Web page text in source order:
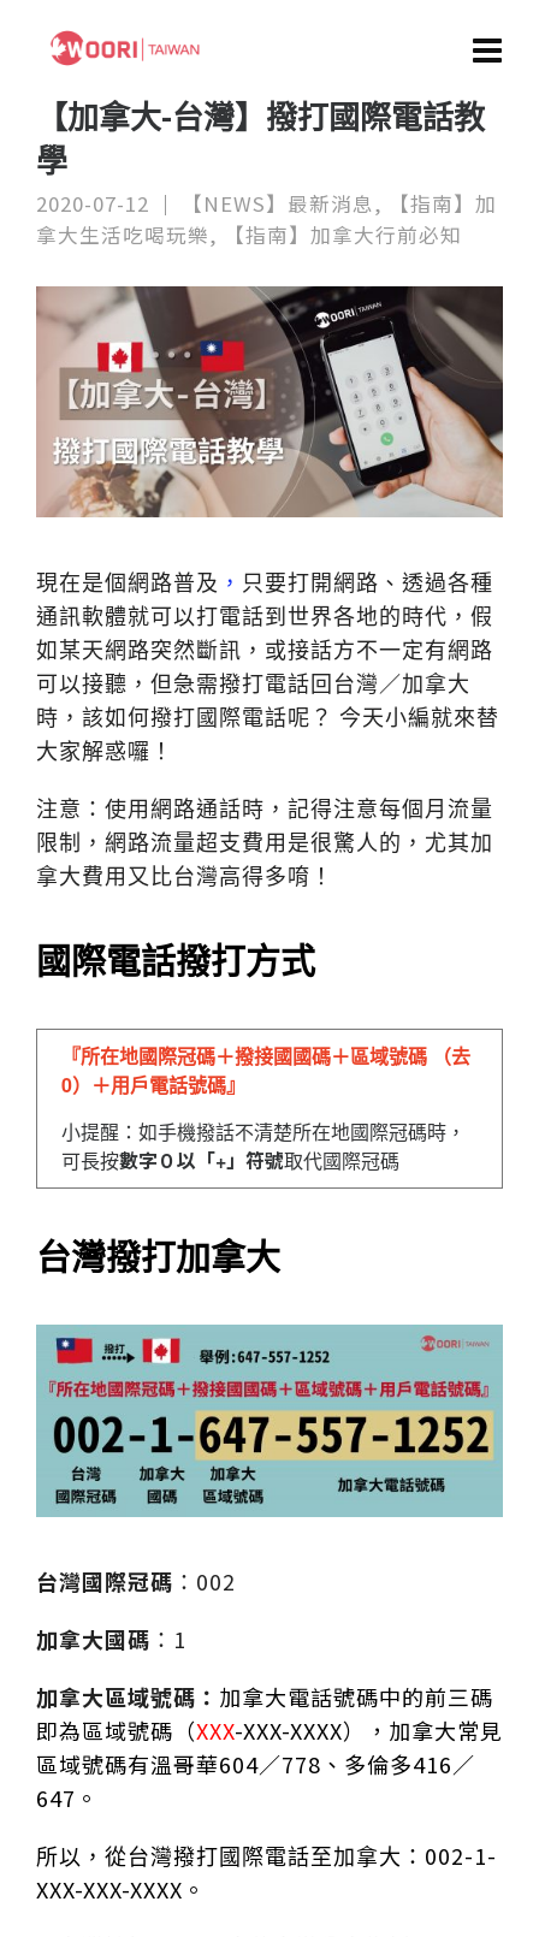
【加拿大-台灣】撥打國際電話教
學
2020-07-12 【NEWS】最新消息,
【指南】加
拿大生活吃喝玩樂, 【指南】加拿大行前必知
現在是個網路普及 ， 只 要打開網路、透過各種
通訊軟體就可以打電話到世界各地的時代，假
如某天網路突然斷訊，或接話方不一定有網路
可以接聽，但急需撥打電話回台灣／加拿大
時，該如何撥打國際電話呢？ 今天小編就來替
大家解惑囉！
注意：使用網路通話時，記得注意每個月流量
限制，網路流量超支費用是很驚人的，尤其加
拿大費用又比台灣高得多唷！
國際電話撥打方式
『所在地國際冠碼＋撥接國國碼＋區域號碼 （去
0）＋用戶電話號碼』
小提醒：如手機撥話不清楚所在地國際冠碼時，
可長按數字０以「+」符號取代國際冠碼
台灣撥打加拿大
台灣國際冠碼 ： 002
加拿大國碼 ： 1
加拿大區域號碼： 加拿大電話號碼中的前三碼
即為區域號碼（XXX-XXX-XXXX）
，加拿大常見
區域號碼有溫哥華604／778 、多倫多416／
647 。
所以，從台灣撥打國際電話至加拿大： 002-1-
XXX-XXX-XXXX。